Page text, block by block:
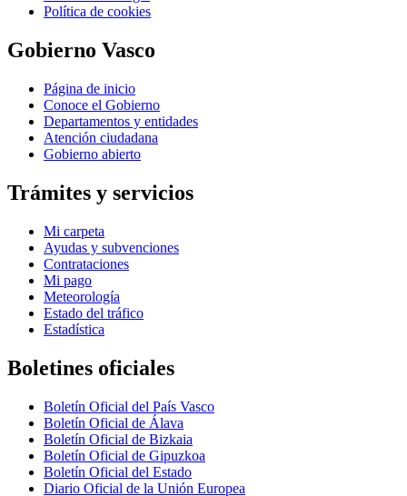
Política de cookies
Gobierno Vasco
Página de inicio
Conoce el Gobierno
Departamentos y entidades
Atención ciudadana
Gobierno abierto
Trámites y servicios
Mi carpeta
Ayudas y subvenciones
Contrataciones
Mi pago
Meteorología
Estado del tráfico
Estadística
Boletines oficiales
Boletín Oficial del País Vasco
Boletín Oficial de Álava
Boletín Oficial de Bizkaia
Boletín Oficial de Gipuzkoa
Boletín Oficial del Estado
Diario Oficial de la Unión Europea